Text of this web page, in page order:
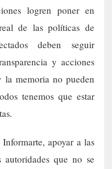
logren poner en
de las políticas de
deben seguir
y acciones
la memoria no pueden
tenemos que estar
apoyar a las
que no se